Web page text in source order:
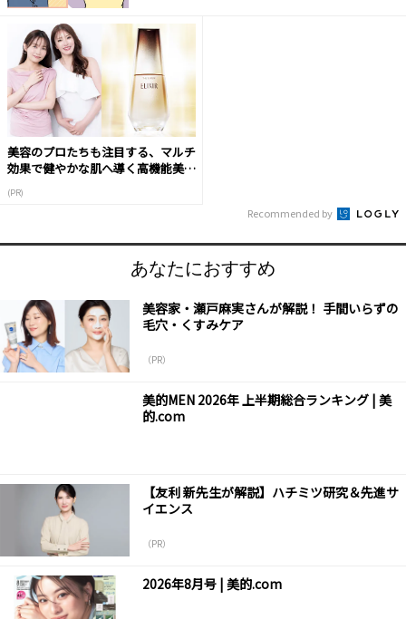
美容のプロたちも注目する、マルチ
効果で健やかな肌へ導く高機能美容
(PR)
Recommended by
あなたにおすすめ
美容家・瀬戸麻実さんが解説！ 手間いらずの
毛穴・くすみケア
（PR）
美的MEN 2026年 上半期総合ランキング | 美
的.com
【友利 新先生が解説】ハチミツ研究＆先進サ
イエンス
（PR）
2026年8月号 | 美的.com